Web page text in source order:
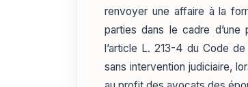
renvoyer une affaire à la
parties dans le cadre
l’article L. 213-4 du Code
sans intervention judiciaire,